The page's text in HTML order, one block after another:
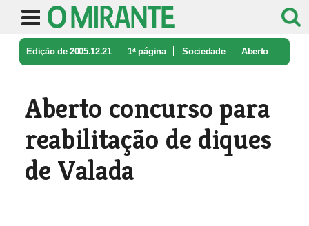
Edição de 2005.12.21 1ª página Sociedade Aberto
Aberto concurso para
reabilitação de diques
de Valada